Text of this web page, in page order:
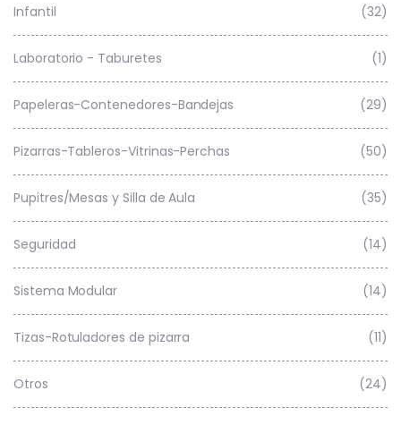
Infantil (32)
Laboratorio - Taburetes (1)
Papeleras-Contenedores-Bandejas (29)
Pizarras-Tableros-Vitrinas-Perchas (50)
Pupitres/Mesas y Silla de Aula (35)
Seguridad (14)
Sistema Modular (14)
Tizas-Rotuladores de pizarra (11)
Otros (24)